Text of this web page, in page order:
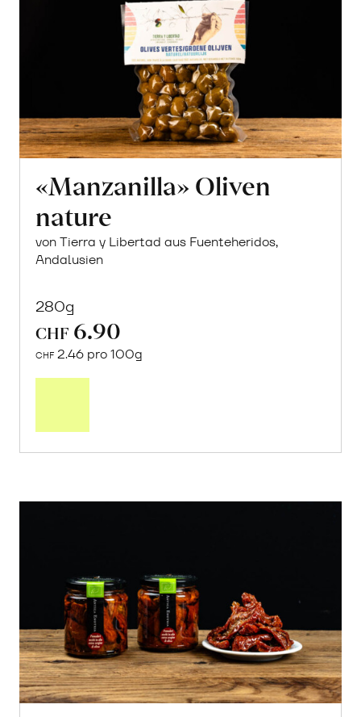
«Manzanilla» Oliven
nature
von Tierra y Libertad aus Fuenteheridos,
Andalusien
280g
CHF 6.90
CHF 2.46 pro 100g